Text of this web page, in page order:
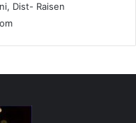
Dist- Raisen